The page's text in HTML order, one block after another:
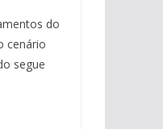
do
cenário
segue